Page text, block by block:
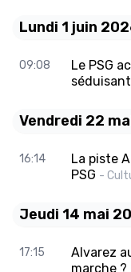
Lundi 1 juin
09:08
Le PSG
Vendredi 22
16:14
La piste
PSG -
Jeudi 14 mai
17:15
Alvarez
marche ?